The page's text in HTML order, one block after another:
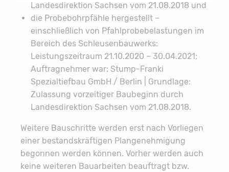
Landesdirektion Sachsen vom 21.08.2018 und
die Probebohrpfähle hergestellt –
einschließlich von Pfahlprobebelastungen im
Bereich des Schleusenbauwerks:
Leistungszeitraum 21.10.2020 – 30.04.2021;
Auftragnehmer war: Stump-Franki
Spezialtiefbau GmbH / Berlin | Grundlage:
Zulassung vorzeitiger Baubeginn durch
Landesdirektion Sachsen vom 21.08.2018.
Weitere Bauschritte werden erst nach Vorliegen
einer bestandskräftigen Plangenehmigung
begonnen werden können. Vorher werden auch
keine weiteren Bauarbeiten beauftragt bzw.